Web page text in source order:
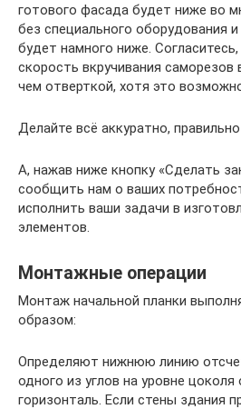
готового фасада будет ниже во
без специального оборудования
будет намного ниже.
скорость вкручивания
чем отверткой, хотя это
Делайте всё аккуратно,
А, нажав ниже кнопку «Сделать
сообщить нам о ваших
исполнить ваши задачи в
элементов.
Монтажные операции
Монтаж начальной планки
образом:
Определяют нижнюю линию
одного из углов на уровне
горизонталь. Если стены здания